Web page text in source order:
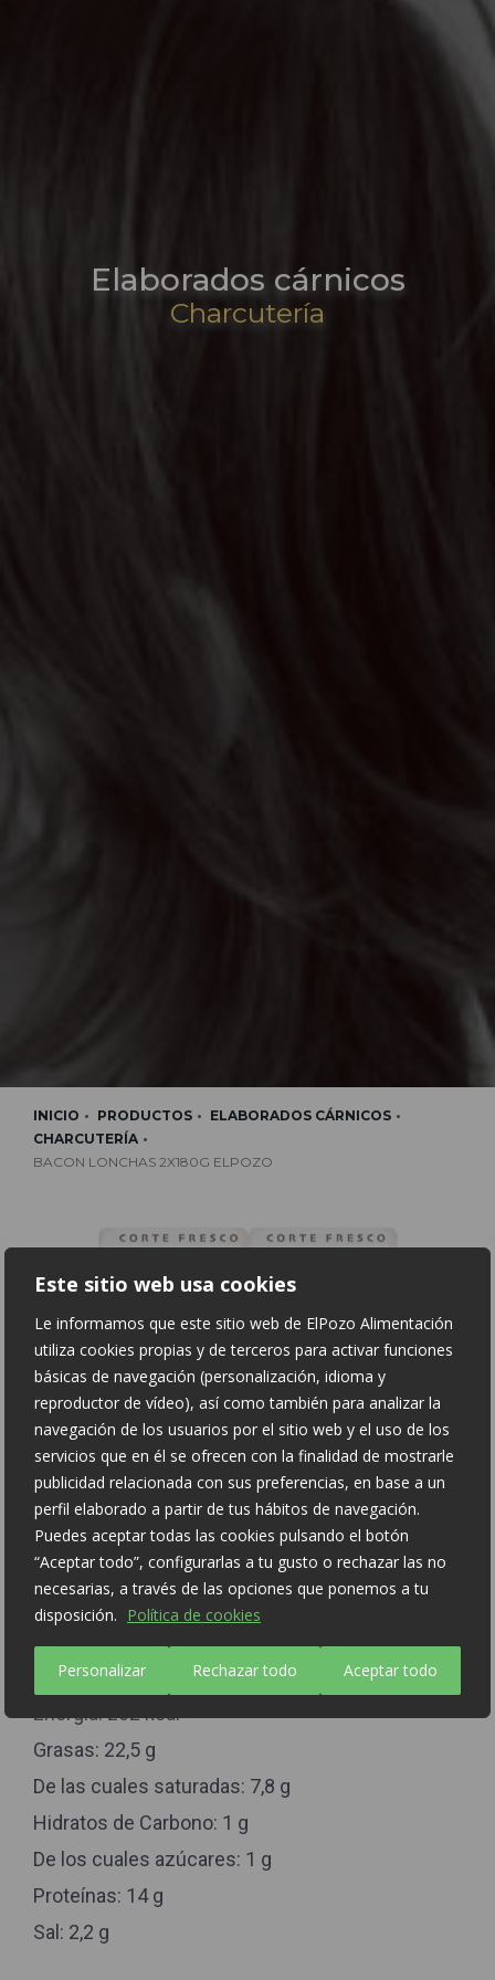
Este sitio web usa cookies
Le informamos que este sitio web de ElPozo Alimentación
utiliza cookies propias y de terceros para activar funciones
básicas de navegación (personalización, idioma y
reproductor de vídeo), así como también para analizar la
navegación de los usuarios por el sitio web y el uso de los
servicios que en él se ofrecen con la finalidad de mostrarle
publicidad relacionada con sus preferencias, en base a un
perfil elaborado a partir de tus hábitos de navegación.
Puedes aceptar todas las cookies pulsando el botón
“Aceptar todo”, configurarlas a tu gusto o rechazar las no
necesarias, a través de las opciones que ponemos a tu
disposición. Política de cookies
Personalizar Rechazar todo Aceptar todo
Elaborados cárnicos
Charcutería
INICIO PRODUCTOS
ELABORADOS CÁRNICOS
CHARCUTERÍA
BACON LONCHAS 2X180G ELPOZO
BACON LONCHAS 2X180G
ELPOZO
BACON COCIDO SABOR AHUMADO.
Uds/Caja: 8
Código EAN: 8410843128175
Información Nutricional:
Energía: 262 kcal
Grasas: 22,5 g
De las cuales saturadas: 7,8 g
Hidratos de Carbono: 1 g
De los cuales azúcares: 1 g
Proteínas: 14 g
Sal: 2,2 g